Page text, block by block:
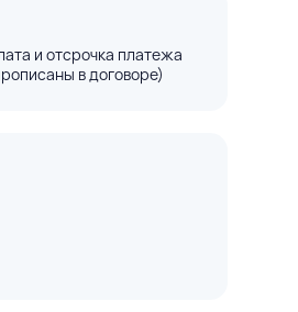
и отсрочка платежа
в договоре)